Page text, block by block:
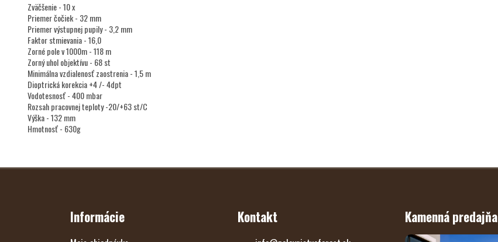
Zväčšenie - 10 x
Priemer čočiek - 32 mm
Priemer výstupnej pupily - 3,2 mm
Faktor stmievania - 16,0
Zorné pole v 1000m - 118 m
Zorný uhol objektívu - 68 st
Minimálna vzdialenosť zaostrenia - 1,5 m
Dioptrická korekcia +4 /- 4dpt
Vodotesnosť - 400 mbar
Rozsah pracovnej teploty -20/+63 st/C
Výška - 132 mm
Hmotnosť - 630g
Z
Informácie Kontakt Kamenná predajňa